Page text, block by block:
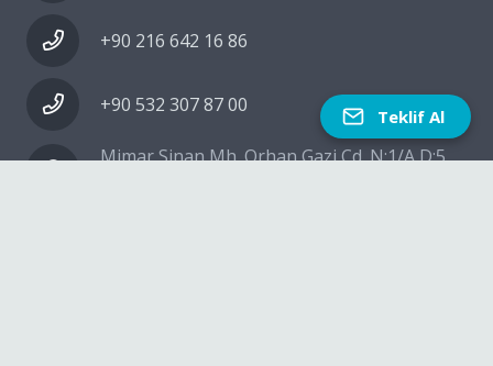
+90 216 642 16 86
+90 532 307 87 00
Mimar Sinan Mh. Orhan Gazi Cd. N:1/A D:5
Teklif Al